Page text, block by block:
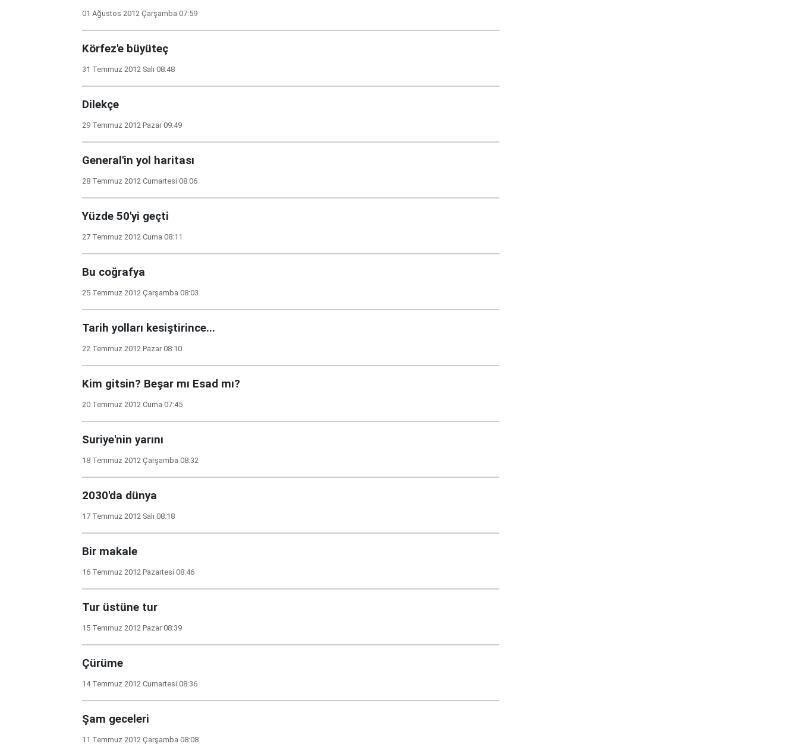
01 Ağustos 2012 Çarşamba 07:59
Körfez'e büyüteç
31 Temmuz 2012 Salı 08:48
Dilekçe
29 Temmuz 2012 Pazar 09:49
General'in yol haritası
28 Temmuz 2012 Cumartesi 08:06
Yüzde 50'yi geçti
27 Temmuz 2012 Cuma 08:11
Bu coğrafya
25 Temmuz 2012 Çarşamba 08:03
Tarih yolları kesiştirince...
22 Temmuz 2012 Pazar 08:10
Kim gitsin? Beşar mı Esad mı?
20 Temmuz 2012 Cuma 07:45
Suriye'nin yarını
18 Temmuz 2012 Çarşamba 08:32
2030'da dünya
17 Temmuz 2012 Salı 08:18
Bir makale
16 Temmuz 2012 Pazartesi 08:46
Tur üstüne tur
15 Temmuz 2012 Pazar 08:39
Çürüme
14 Temmuz 2012 Cumartesi 08:36
Şam geceleri
11 Temmuz 2012 Çarşamba 08:08